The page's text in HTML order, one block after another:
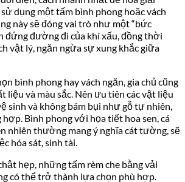
dụng một tấm bình phong hoặc vách
này sẽ đóng vai trò như một “bức
đứng đường đi của khí xấu, đồng thời
vật lý, ngăn ngừa sự xung khắc giữa
bình phong hay vách ngăn, gia chủ cũng
liệu và màu sắc. Nên ưu tiên các vật liệu
sinh và không bám bụi như gỗ tự nhiên,
Bình phong với họa tiết hoa sen, cá
nhiên thường mang ý nghĩa cát tường, sẽ
hóa sát, sinh tài.
hẹp, những tấm rèm che bằng vải
có thể trở thành lựa chọn phù hợp.